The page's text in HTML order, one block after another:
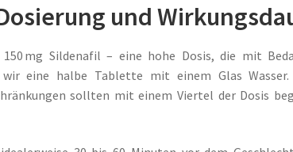
und
mg Sildenafil – eine hohe Dosis, die mit
eine halbe Tablette mit einem Glas
sollten mit einem Viertel der Dosis